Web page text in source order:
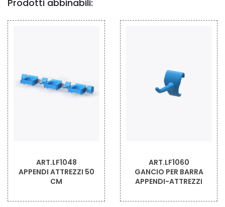
Prodotti abbinabili:
ART.LF1048
APPENDI ATTREZZI 50
CM
ART.LF1060
GANCIO PER BARRA
APPENDI-ATTREZZI